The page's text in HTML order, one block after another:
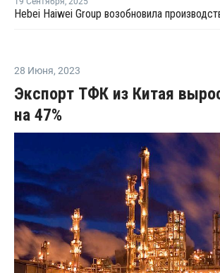
28 Июня, 2023
Экспорт ТФК из Китая
на 47%